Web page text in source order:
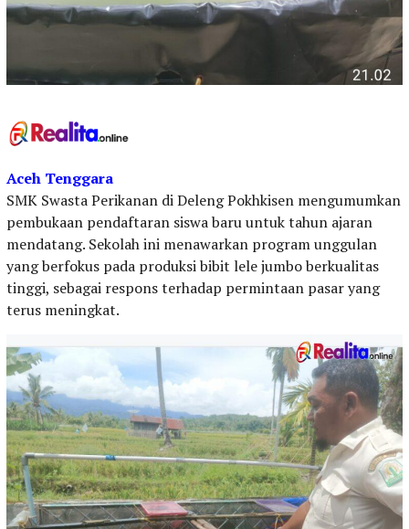
Aceh Tenggara
SMK Swasta Perikanan di Deleng Pokhkisen mengumumkan
pembukaan pendaftaran siswa baru untuk tahun ajaran
mendatang. Sekolah ini menawarkan program unggulan
yang berfokus pada produksi bibit lele jumbo berkualitas
tinggi, sebagai respons terhadap permintaan pasar yang
terus meningkat.